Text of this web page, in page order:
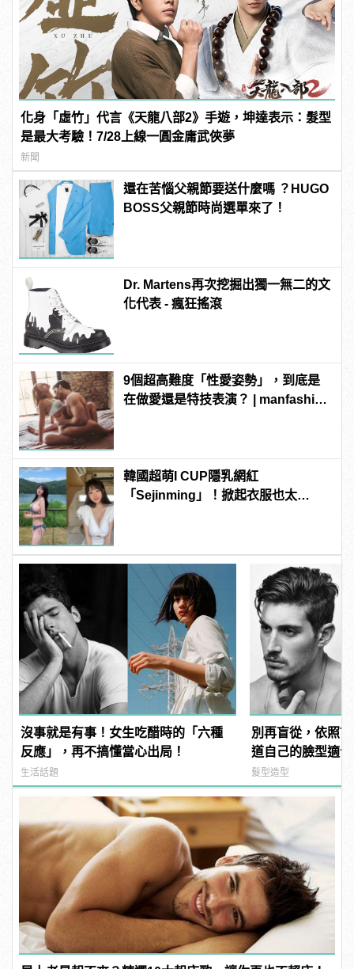
化身「虛竹」代言《天龍八部2》手遊，坤達表示：髮型
是最大考驗！7/28上線一圓金庸武俠夢
新聞
還在苦惱父親節要送什麼嗎 ？HUGO
BOSS父親節時尚選單來了！
Dr. Martens再次挖掘出獨一無二的文
化代表 - 瘋狂搖滾
9個超高難度「性愛姿勢」，到底是
在做愛還是特技表演？ | manfashion
韓國超萌I CUP隱乳網紅
「Sejinming」！掀起衣服也太
沒事就是有事！女生吃醋時的「六種
反應」，再不搞懂當心出局！
生活話題
別再盲從，依照7
道自己的臉型適
髮型造型